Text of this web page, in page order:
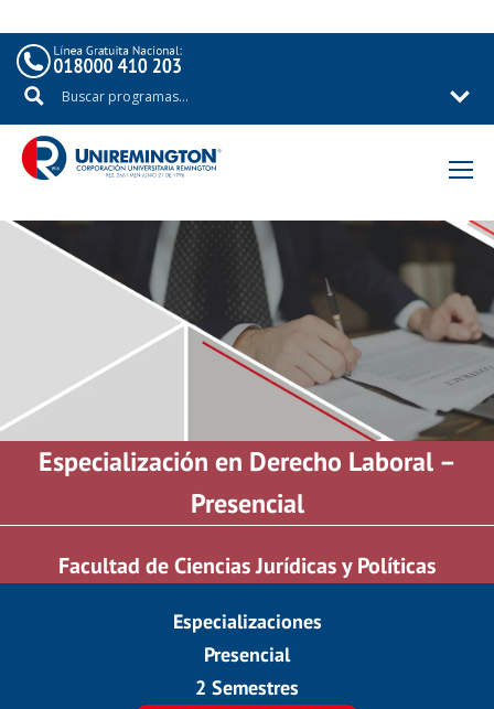
Especialización en Derecho Laboral –
Presencial
Facultad de Ciencias Jurídicas y Políticas
Especializaciones
Presencial
2 Semestres